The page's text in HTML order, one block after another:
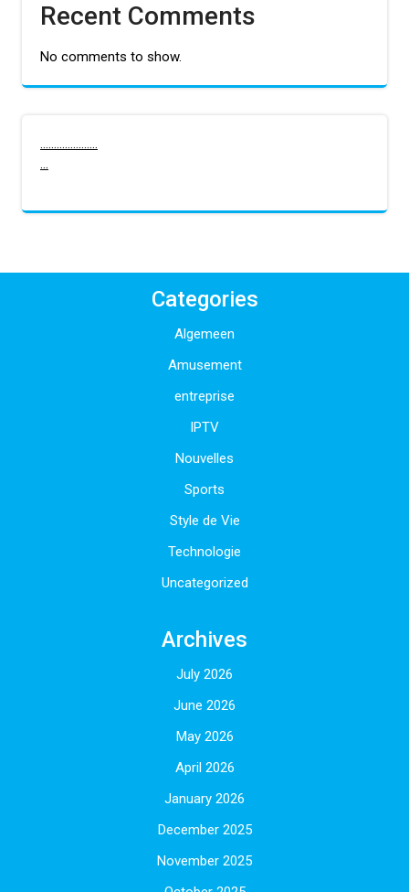
Recent Comments
No comments to show.
.....................
...
Categories
Algemeen
Amusement
entreprise
IPTV
Nouvelles
Sports
Style de Vie
Technologie
Uncategorized
Archives
July 2026
June 2026
May 2026
April 2026
January 2026
December 2025
November 2025